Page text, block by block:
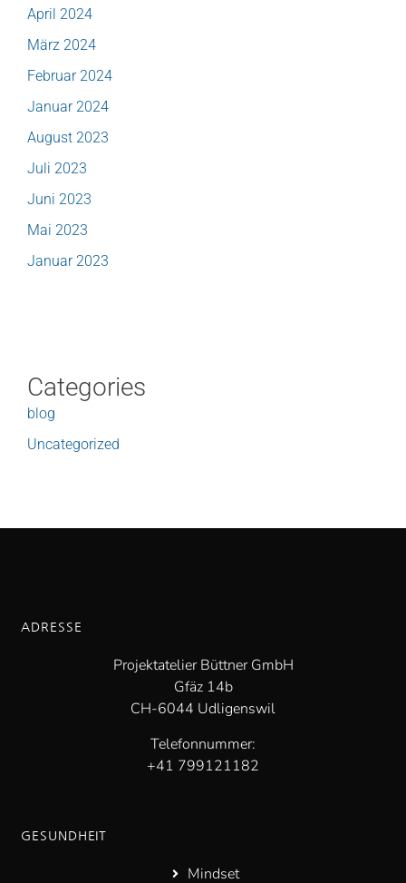
April 2024
März 2024
Februar 2024
Januar 2024
August 2023
Juli 2023
Juni 2023
Mai 2023
Januar 2023
Categories
blog
Uncategorized
ADRESSE
Projektatelier Büttner GmbH
Gfäz 14b
CH-6044 Udligenswil
Telefonnummer:
+41 799121182
GESUNDHEIT
Mindset